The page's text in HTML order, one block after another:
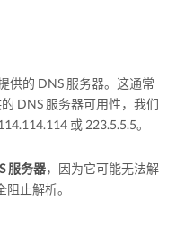
供的 DNS 服务器。这通常
DNS 服务器可用性，我们
或 223.5.5.5。
服务器，因为它可能无法解
止解析。